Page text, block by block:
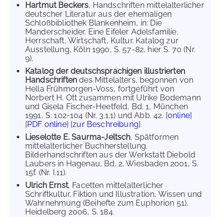
Hartmut Beckers, Handschriften mittelalterlicher
deutscher Literatur aus der ehemaligen
Schloßbibliothek Blankenheim, in: Die
Manderscheider. Eine Eifeler Adelsfamilie.
Herrschaft, Wirtschaft, Kultur. Katalog zur
Ausstellung, Köln 1990, S. 57-82, hier S. 70 (Nr.
9).
Katalog der deutschsprachigen illustrierten
Handschriften des Mittelalters, begonnen von
Hella Frühmorgen-Voss, fortgeführt von
Norbert H. Ott zusammen mit Ulrike Bodemann
und Gisela Fischer-Heetfeld, Bd. 1, München
1991, S. 102-104 (Nr. 3.1.1) und Abb. 42. [online]
[PDF online] [zur Beschreibung]
Lieselotte E. Saurma-Jeltsch, Spätformen
mittelalterlicher Buchherstellung.
Bilderhandschriften aus der Werkstatt Diebold
Laubers in Hagenau, Bd. 2, Wiesbaden 2001, S.
15f. (Nr. I.11).
Ulrich Ernst, Facetten mittelalterlicher
Schriftkultur. Fiktion und Illustration, Wissen und
Wahrnehmung (Beihefte zum Euphorion 51),
Heidelberg 2006, S. 184.